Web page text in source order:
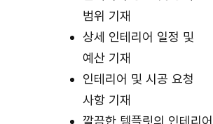
범위 기재
상세 인테리어 일정 및
예산 기재
인테리어 및 시공 요청
사항 기재
깔끔한 템플릿의 인테리어